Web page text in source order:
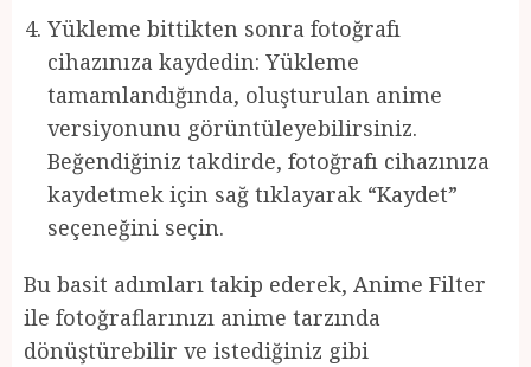
Yükleme bittikten sonra fotoğrafı
cihazınıza kaydedin: Yükleme
tamamlandığında, oluşturulan anime
versiyonunu görüntüleyebilirsiniz.
Beğendiğiniz takdirde, fotoğrafı cihazınıza
kaydetmek için sağ tıklayarak “Kaydet”
seçeneğini seçin.
Bu basit adımları takip ederek, Anime Filter
ile fotoğraflarınızı anime tarzında
dönüştürebilir ve istediğiniz gibi